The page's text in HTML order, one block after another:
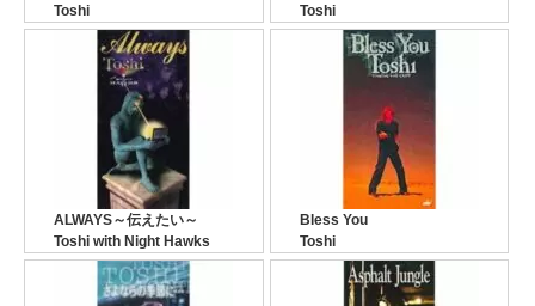
Toshi
Toshi
ALWAYS～伝えたい～
Toshi with Night Hawks
Bless You
Toshi